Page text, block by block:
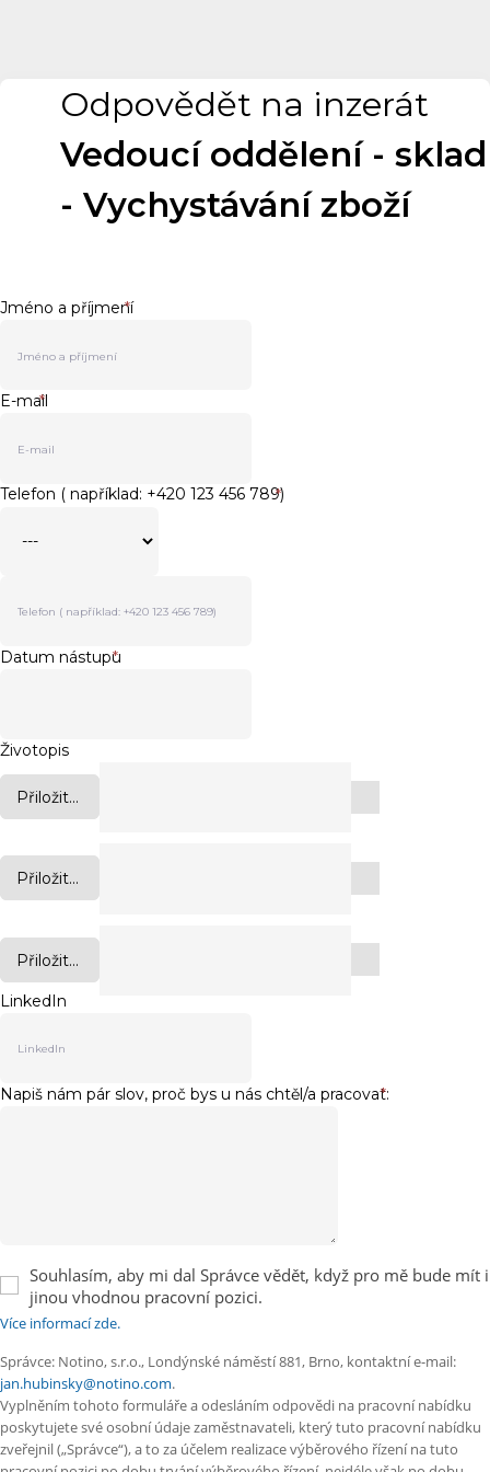
Odpovědět na inzerát
Vedoucí oddělení - sklad
- Vychystávání zboží
Jméno a příjmení
*
E-mail
*
Telefon ( například: +420 123 456 789)
*
Datum nástupu
*
Životopis
Přiložit...
Přiložit...
Přiložit...
LinkedIn
Napiš nám pár slov, proč bys u nás chtěl/a pracovat:
*
Souhlasím, aby mi dal Správce vědět, když pro mě bude mít i
jinou vhodnou pracovní pozici.
Více informací zde.
Správce: Notino, s.r.o., Londýnské náměstí 881, Brno, kontaktní e-mail:
jan.hubinsky@notino.com.
Vyplněním tohoto formuláře a odesláním odpovědi na pracovní nabídku
poskytujete své osobní údaje zaměstnavateli, který tuto pracovní nabídku
zveřejnil („Správce“), a to za účelem realizace výběrového řízení na tuto